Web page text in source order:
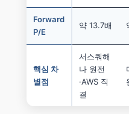
Forward
P/E
약 13.7배
핵심 차
별점
서스쿼해
나 원전
·AWS 직
결